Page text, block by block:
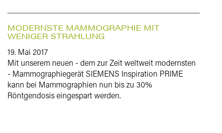
MODERNSTE MAMMOGRAPHIE MIT
WENIGER STRAHLUNG
19. Mai 2017
Mit unserem neuen - dem zur Zeit weltweit modernsten
- Mammographiegerät SIEMENS Inspiration PRIME
kann bei Mammographien nun bis zu 30%
Röntgendosis eingespart werden.